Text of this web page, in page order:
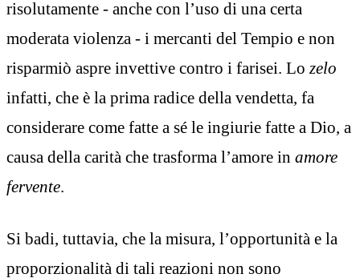
risolutamente - anche con l’uso di una certa
moderata violenza - i mercanti del Tempio e non
risparmiò aspre invettive contro i farisei. Lo zelo
infatti, che è la prima radice della vendetta, fa
considerare come fatte a sé le ingiurie fatte a Dio, a
causa della carità che trasforma l’amore in amore
fervente.
Si badi, tuttavia, che la misura, l’opportunità e la
proporzionalità di tali reazioni non sono